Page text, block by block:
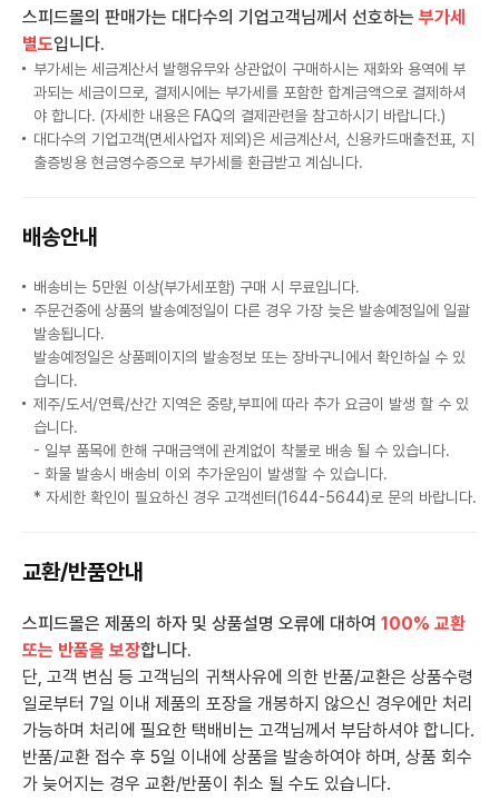
스피드몰의 판매가는 대다수의 기업고객님께서 선호하는 부가세
별도입니다.
부가세는 세금계산서 발행유무와 상관없이 구매하시는 재화와 용역에 부
과되는 세금이므로, 결제시에는 부가세를 포함한 합계금액으로 결제하셔
야 합니다. (자세한 내용은 FAQ의 결제관련을 참고하시기 바랍니다.)
대다수의 기업고객(면세사업자 제외)은 세금계산서, 신용카드매출전표, 지
출증빙용 현금영수증으로 부가세를 환급받고 계십니다.
배송안내
배송비는 5만원 이상(부가세포함) 구매 시 무료입니다.
주문건중에 상품의 발송예정일이 다른 경우 가장 늦은 발송예정일에 일괄
발송됩니다.
발송예정일은 상품페이지의 발송정보 또는 장바구니에서 확인하실 수 있
습니다.
제주/도서/연륙/산간 지역은 중량,부피에 따라 추가 요금이 발생 할 수 있
습니다.
- 일부 품목에 한해 구매금액에 관계없이 착불로 배송 될 수 있습니다.
- 화물 발송시 배송비 이외 추가운임이 발생할 수 있습니다.
* 자세한 확인이 필요하신 경우 고객센터(1644-5644)로 문의 바랍니다.
교환/반품안내
스피드몰은 제품의 하자 및 상품설명 오류에 대하여 100% 교환
또는 반품을 보장합니다.
단, 고객 변심 등 고객님의 귀책사유에 의한 반품/교환은 상품수령
일로부터 7일 이내 제품의 포장을 개봉하지 않으신 경우에만 처리
가능하며 처리에 필요한 택배비는 고객님께서 부담하셔야 합니다.
반품/교환 접수 후 5일 이내에 상품을 발송하여야 하며, 상품 회수
가 늦어지는 경우 교환/반품이 취소 될 수도 있습니다.